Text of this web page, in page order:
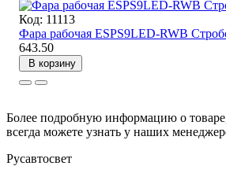
Код: 11113
Фара рабочая ESPS9LED-RWB
643.50
В корзину
Более подробную информацию о
всегда можете узнать у наших
Русавтосвет